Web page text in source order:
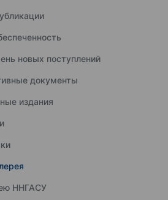
новых поступлений
документы
издания
ННГАСУ